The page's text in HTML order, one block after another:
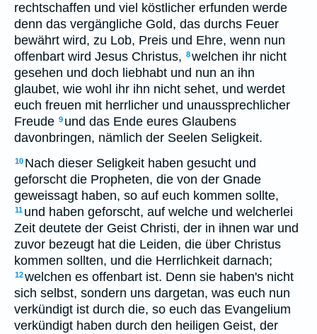
rechtschaffen und viel köstlicher erfunden werde
denn das vergängliche Gold, das durchs Feuer
bewährt wird, zu Lob, Preis und Ehre, wenn nun
offenbart wird Jesus Christus, 8welchen ihr nicht
gesehen und doch liebhabt und nun an ihn
glaubet, wie wohl ihr ihn nicht sehet, und werdet
euch freuen mit herrlicher und unaussprechlicher
Freude 9 und das Ende eures Glaubens
davonbringen, nämlich der Seelen Seligkeit.
10 Nach dieser Seligkeit haben gesucht und
geforscht die Propheten, die von der Gnade
geweissagt haben, so auf euch kommen sollte,
11 und haben geforscht, auf welche und welcherlei
Zeit deutete der Geist Christi, der in ihnen war und
zuvor bezeugt hat die Leiden, die über Christus
kommen sollten, und die Herrlichkeit darnach;
12welchen es offenbart ist. Denn sie haben's nicht
sich selbst, sondern uns dargetan, was euch nun
verkündigt ist durch die, so euch das Evangelium
verkündigt haben durch den heiligen Geist, der